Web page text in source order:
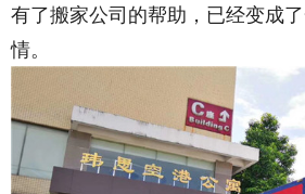
有了搬家公司的帮助，已经变成
情。